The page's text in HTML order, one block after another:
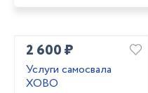
2 600 ₽
Услуги самосвала
ХОВО